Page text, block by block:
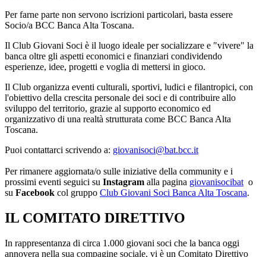
Per farne parte non servono iscrizioni particolari, basta essere
Socio/a BCC Banca Alta Toscana.
Il Club Giovani Soci è il luogo ideale per socializzare e "vivere" la
banca oltre gli aspetti economici e finanziari condividendo
esperienze, idee, progetti e voglia di mettersi in gioco.
Il Club organizza eventi culturali, sportivi, ludici e filantropici, con
l'obiettivo della crescita personale dei soci e di contribuire allo
sviluppo del territorio, grazie al supporto economico ed
organizzativo di una realtà strutturata come BCC Banca Alta
Toscana.
Puoi contattarci scrivendo a: giovanisoci@bat.bcc.it
Per rimanere aggiornata/o sulle iniziative della community e i
prossimi eventi seguici su Instagram alla pagina giovanisocibat o
su Facebook col gruppo Club Giovani Soci Banca Alta Toscana.
IL COMITATO DIRETTIVO
In rappresentanza di circa 1.000 giovani soci che la banca oggi
annovera nella sua compagine sociale, vi è un Comitato Direttivo